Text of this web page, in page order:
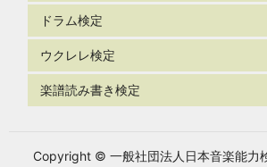
ドラム検定
ウクレレ検定
楽譜読み書き検定
Copyright © 一般社団法人日本音楽能力